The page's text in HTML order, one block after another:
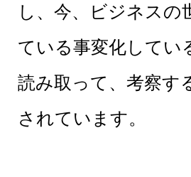
し、今、ビジネスの
ている事変化してい
読み取って、考察す
されています。